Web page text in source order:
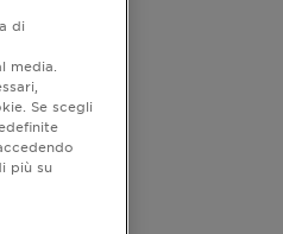
di
media.
Se scegli
più su